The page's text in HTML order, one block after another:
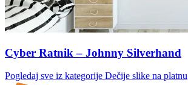
Cyber Ratnik – Johnny Silverhand
Pogledaj sve iz kategorije Dečije slike na platnu